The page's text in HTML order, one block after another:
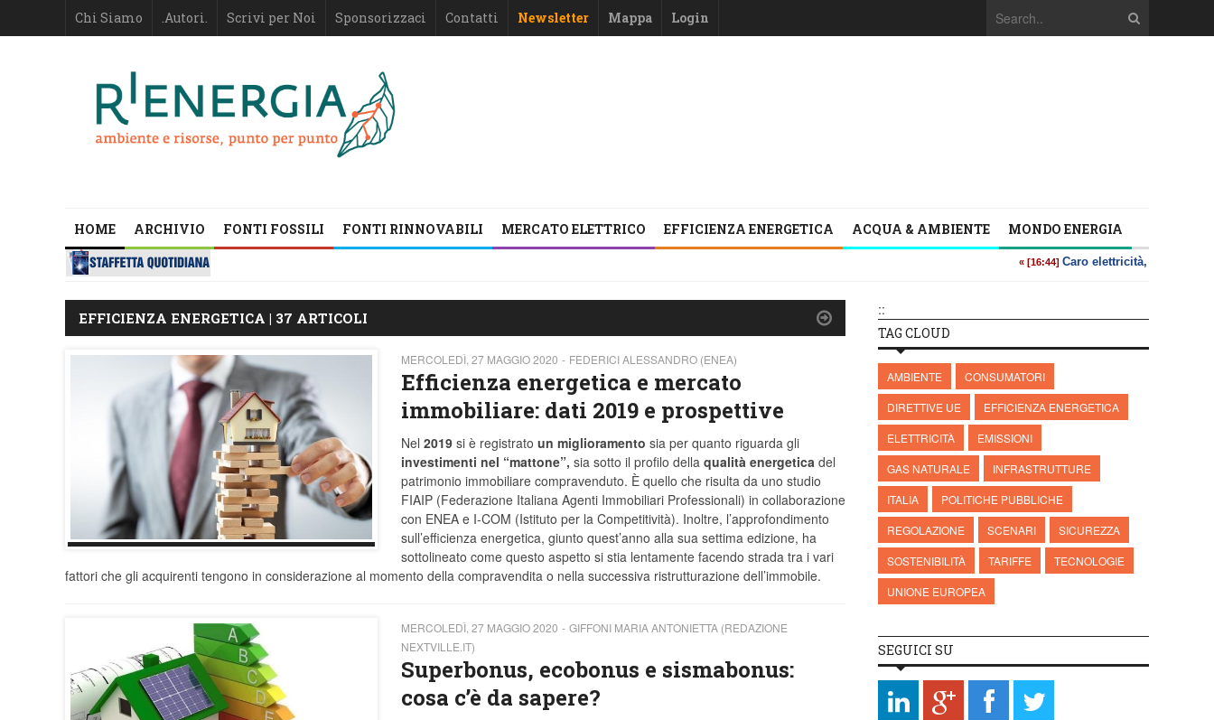
Chi Siamo .Autori. Scrivi per Noi Sponsorizzaci Contatti Newsletter Mappa Login
HOME ARCHIVIO FONTI FOSSILI FONTI RINNOVABILI MERCATO ELETTRICO EFFICIENZA ENERGETICA ACQUA & AMBIENTE MONDO ENERGIA
::
EFFICIENZA ENERGETICA | 37 ARTICOLI
MERCOLEDÌ, 27 MAGGIO 2020 FEDERICI ALESSANDRO (ENEA)
Efficienza energetica e mercato
immobiliare: dati 2019 e prospettive
Nel 2019 si è registrato un miglioramento sia per quanto riguarda gli
investimenti nel “mattone”, sia sotto il profilo della qualità energeticadel
patrimonio immobiliare compravenduto. È quello che risulta da uno studio
FIAIP (Federazione Italiana Agenti Immobiliari Professionali) in collaborazione
con ENEA e I-COM (Istituto per la Competitività). Inoltre, l’approfondimento
sull’efficienza energetica, giunto quest’anno alla sua settima edizione, ha
sottolineato come questo aspetto si stia lentamente facendo strada tra i vari
fattori che gli acquirenti tengono in considerazione al momento della compravendita o nella successiva ristrutturazione dell’immobile.
MERCOLEDÌ, 27 MAGGIO 2020
GIFFONI MARIA ANTONIETTA (REDAZIONE
NEXTVILLE.IT)
Superbonus, ecobonus e sismabonus:
cosa c’è da sapere?
TAG CLOUD
AMBIENTE
CONSUMATORI
DIRETTIVE UE
EFFICIENZA ENERGETICA
ELETTRICITÀ
EMISSIONI
GAS NATURALE
INFRASTRUTTURE
ITALIA
POLITICHE PUBBLICHE
REGOLAZIONE
SCENARI
SICUREZZA
SOSTENIBILITÀ
TARIFFE
TECNOLOGIE
UNIONE EUROPEA
SEGUICI SU